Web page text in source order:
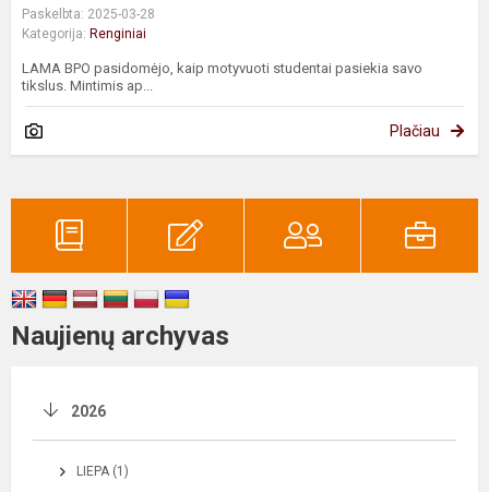
Paskelbta: 2025-03-28
Kategorija: Renginiai
LAMA BPO pasidomėjo, kaip motyvuoti studentai pasiekia savo
tikslus. Mintimis ap...
Plačiau
Naujienų archyvas
2026
LIEPA (1)